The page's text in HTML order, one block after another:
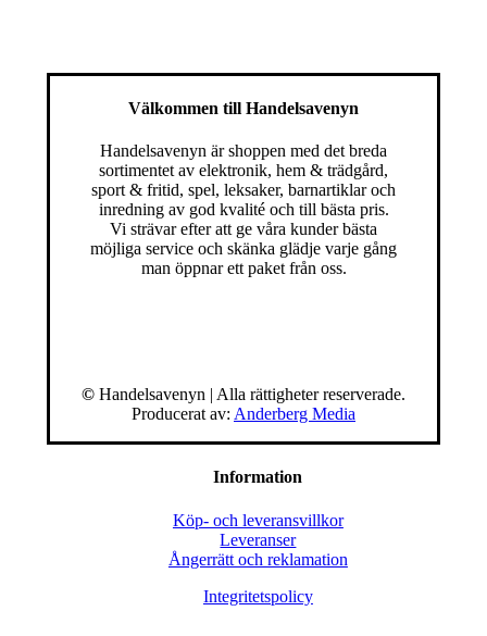
Välkommen till Handelsavenyn
Handelsavenyn är shoppen med det breda
sortimentet av elektronik, hem & trädgård,
sport & fritid, spel, leksaker, barnartiklar och
inredning av god kvalité och till bästa pris.
Vi strävar efter att ge våra kunder bästa
möjliga service och skänka glädje varje gång
man öppnar ett paket från oss.
© Handelsavenyn | Alla rättigheter reserverade.
Producerat av: Anderberg Media
Information
Köp- och leveransvillkor
Leveranser
Ångerrätt och reklamation
Integritetspolicy